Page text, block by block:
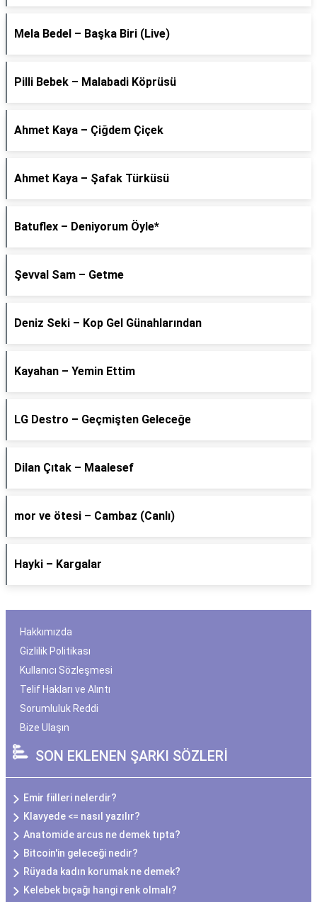
Mela Bedel – Başka Biri (Live)
Pilli Bebek – Malabadi Köprüsü
Ahmet Kaya – Çiğdem Çiçek
Ahmet Kaya – Şafak Türküsü
Batuflex – Deniyorum Öyle*
Şevval Sam – Getme
Deniz Seki – Kop Gel Günahlarından
Kayahan – Yemin Ettim
LG Destro – Geçmişten Geleceğe
Dilan Çıtak – Maalesef
​mor ve ötesi – Cambaz (Canlı)
Hayki – Kargalar
Hakkımızda
Gizlilik Politikası
Kullanıcı Sözleşmesi
Telif Hakları ve Alıntı
Sorumluluk Reddi
Bize Ulaşın
SON EKLENEN ŞARKI SÖZLERİ
Emir fiilleri nelerdir?
Klavyede <= nasıl yazılır?
Anatomide arcus ne demek tıpta?
Bitcoin'in geleceği nedir?
Rüyada kadın korumak ne demek?
Kelebek bıçağı hangi renk olmalı?